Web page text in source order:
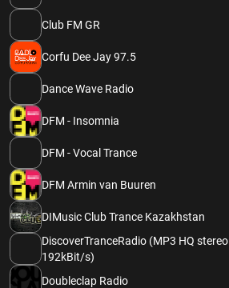
Club FM GR
Corfu Dee Jay 97.5
Dance Wave Radio
DFM - Insomnia
DFM - Vocal Trance
DFM Armin van Buuren
DIMusic Club Trance Kazakhstan
DiscoverTranceRadio (MP3 HQ stereo
192kBit/s)
Doubleclap Radio